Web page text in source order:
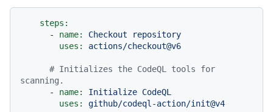
steps:
-
name: Checkout
repository
uses:
actions/checkout@v6
# Initializes the CodeQL tools for
scanning.
-
name: Initialize CodeQL
uses:
github/codeql-action/init@v4